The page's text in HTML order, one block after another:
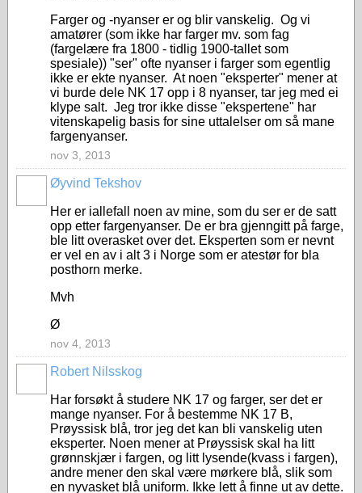
Farger og -nyanser er og blir vanskelig. Og vi
amatører (som ikke har farger mv. som fag
(fargelære fra 1800 - tidlig 1900-tallet som
spesiale)) "ser" ofte nyanser i farger som egentlig
ikke er ekte nyanser. At noen "eksperter" mener at
vi burde dele NK 17 opp i 8 nyanser, tar jeg med ei
klype salt. Jeg tror ikke disse "ekspertene" har
vitenskapelig basis for sine uttalelser om så mane
fargenyanser.
nov 3, 2013
Øyvind Tekshov
Her er iallefall noen av mine, som du ser er de satt
opp etter fargenyanser. De er bra gjenngitt på farge,
ble litt overasket over det. Eksperten som er nevnt
er vel en av i alt 3 i Norge som er atestør for bla
posthorn merke.
Mvh
Ø
nov 4, 2013
Robert Nilsskog
Har forsøkt å studere NK 17 og farger, ser det er
mange nyanser. For å bestemme NK 17 B,
Prøyssisk blå, tror jeg det kan bli vanskelig uten
eksperter. Noen mener at Prøyssisk skal ha litt
grønnskjær i fargen, og litt lysende(kvass i fargen),
andre mener den skal være mørkere blå, slik som
en nyvasket blå uniform. Ikke lett å finne ut av dette.